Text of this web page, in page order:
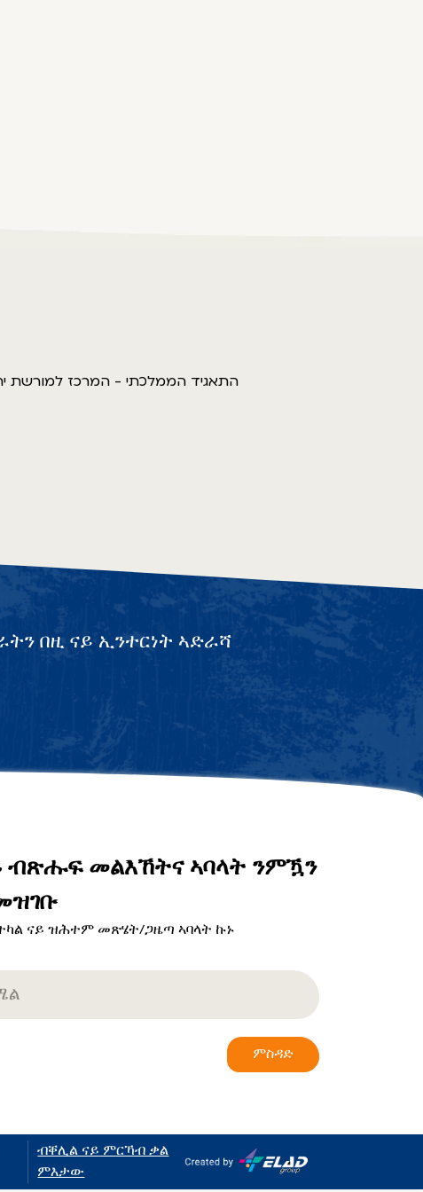
התאגיד הממלכתי - המרכז למורשת
በዚ ናይ ኢንተርነት ኣድራሻ
ብጽሑፍ መልእኸትና ኣባላት ንምዃን
ናይ ዝሕተም መጽሄት/ጋዜጣ ኣባላት ኩኑ
ምስዳድ
ብቐሊል ናይ ምርኻብ ቃል
ምእታው